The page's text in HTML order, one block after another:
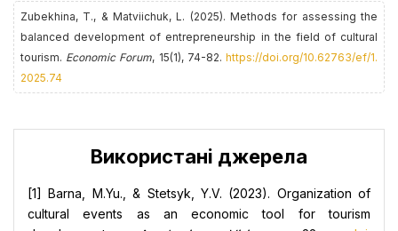
Zubekhina, T., & Matviichuk, L. (2025). Methods for assessing the
balanced development of entrepreneurship in the field of cultural
tourism. Economic Forum, 15(1), 74-82.https://doi.org/10.62763/ef/1.
2025.74
Використані джерела
[1] Barna, M.Yu., & Stetsyk, Y.V. (2023). Organization of
cultural events as an economic tool for tourism